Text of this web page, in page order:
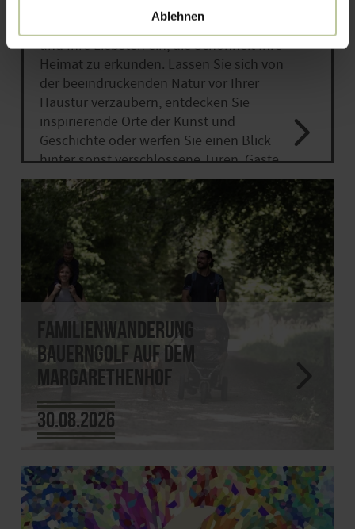
Ablehnen
Unsere vielfältigen Sehenswürdigkeiten
und spannenden Ausflugsziele laden Sie
und Ihre Liebsten ein, die Schönheit Ihre
Heimat zu erkunden. Lassen Sie sich von
der beeindruckenden Natur vor Ihrer
Haustür verzaubern, entdecken Sie
inspirierende Orte der Kunst und
Geschichte oder werfen Sie einen Blick
hinter sonst verschlossene Türen. Gäste
aus nah und fern dürfen sich auf
Ermäßigungen oder sogar kostenfreien
Eintritt freuen.
Familienwanderung
Bauerngolf auf dem
Margarethenhof
30.08.2026